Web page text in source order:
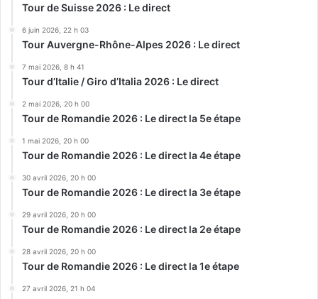
Tour de Suisse 2026 : Le direct
6 juin 2026, 22 h 03
Tour Auvergne-Rhône-Alpes 2026 : Le direct
7 mai 2026, 8 h 41
Tour d’Italie / Giro d’Italia 2026 : Le direct
2 mai 2026, 20 h 00
Tour de Romandie 2026 : Le direct la 5e étape
1 mai 2026, 20 h 00
Tour de Romandie 2026 : Le direct la 4e étape
30 avril 2026, 20 h 00
Tour de Romandie 2026 : Le direct la 3e étape
29 avril 2026, 20 h 00
Tour de Romandie 2026 : Le direct la 2e étape
28 avril 2026, 20 h 00
Tour de Romandie 2026 : Le direct la 1e étape
27 avril 2026, 21 h 04